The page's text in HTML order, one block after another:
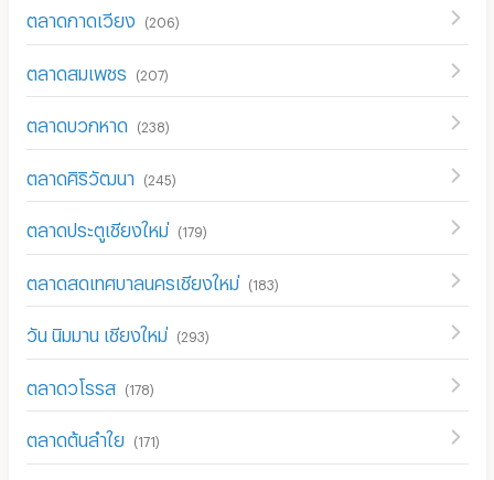
ตลาดกาดเวียง (206)
ตลาดสมเพชร (207)
ตลาดบวกหาด (238)
ตลาดศิริวัฒนา (245)
ตลาดประตูเชียงใหม่ (179)
ตลาดสดเทศบาลนครเชียงใหม่ (183)
วัน นิมมาน เชียงใหม่ (293)
ตลาดวโรรส (178)
ตลาดต้นลำใย (171)